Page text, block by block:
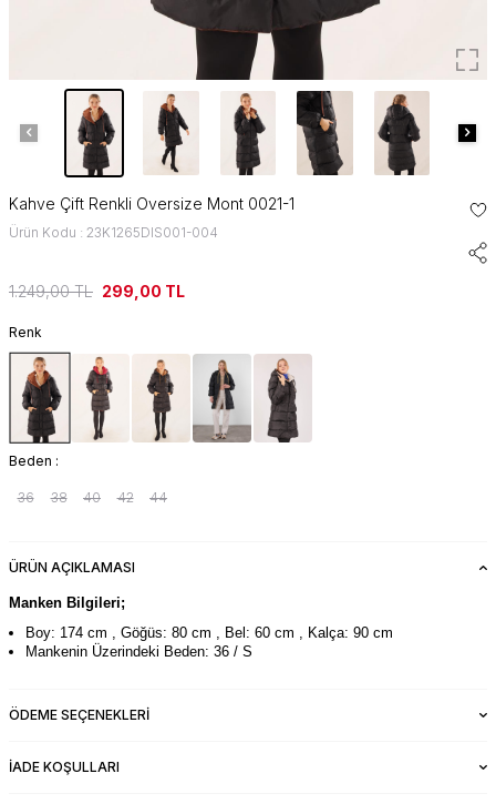
Kahve Çift Renkli Oversize Mont 0021-1
Ürün Kodu : 23K1265DIS001-004
1.249,00TL 299,00 TL
Renk
Beden :
36 38 40 42 44
ÜRÜN AÇIKLAMASI
Manken Bilgileri;
Boy: 174 cm , Göğüs: 80 cm , Bel: 60 cm , Kalça: 90 cm
Mankenin Üzerindeki Beden: 36 / S
ÖDEME SEÇENEKLERI
İADE KOŞULLARI